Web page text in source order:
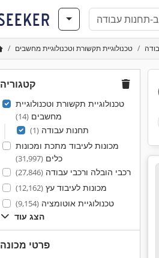
טכנולוגיית תקשורת וטכנולוגיית מחשבים
קטגוריה
טכנולוגיית תקשורת וטכנולוגיית
מחשבים(14)
תחנות עבודה(1)
מכונות לעיבוד מתכת ומכונות
כלים(31,997)
רכבי הובלה ורכבי עבודה(27,846)
מכונות לעיבוד עץ(12,162)
טכנולוגיית אוטומציה(9,154)
הצג עוד
פרטי מכונה